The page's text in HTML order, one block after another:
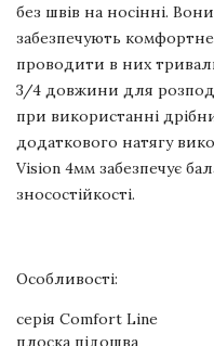
без швів на носінні.
забезпечують
проводити в них
3/4 довжини для
при використанні
додаткового натягу
Vision 4мм забезпечує
зносостійкості.
Особливості:
серія Comfort Line
плоска підошва